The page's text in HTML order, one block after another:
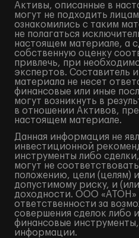
Активы, описанные в
могут не подходить
ознакомились с таким
не полагаться
настоящем материале, а
собственную оценку
привлечь, при
экспертов. Составитель
материала не несет
финансовые или иные
могут возникнуть в
в отношении Активов,
настоящем материале.
Данная информация не
инвестиционной
инструменты либо
могут не
положению, цели (целям)
допустимому риску, и
доходности. ООО «АТОН»
ответственности за
совершения сделок либо
финансовые
информации.